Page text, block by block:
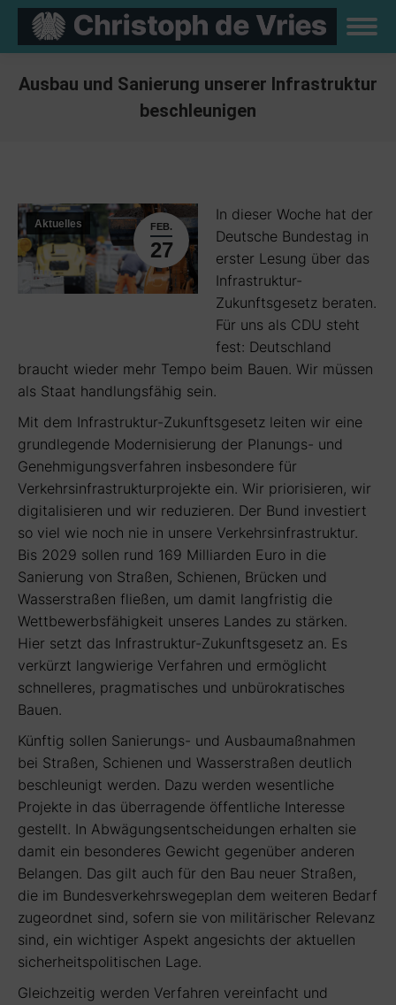
Ausbau und Sanierung unserer Infrastruktur
beschleunigen
FEB.
27
Aktuelles
In dieser Woche hat der
Deutsche Bundestag in
erster Lesung über das
Infrastruktur-
Zukunftsgesetz beraten.
Für uns als CDU steht
fest: Deutschland
braucht wieder mehr Tempo beim Bauen. Wir müssen
als Staat handlungsfähig sein.
Mit dem Infrastruktur-Zukunftsgesetz leiten wir eine
grundlegende Modernisierung der Planungs- und
Genehmigungsverfahren insbesondere für
Verkehrsinfrastrukturprojekte ein. Wir priorisieren, wir
digitalisieren und wir reduzieren. Der Bund investiert
so viel wie noch nie in unsere Verkehrsinfrastruktur.
Bis 2029 sollen rund 169 Milliarden Euro in die
Sanierung von Straßen, Schienen, Brücken und
Wasserstraßen fließen, um damit langfristig die
Wettbewerbsfähigkeit unseres Landes zu stärken.
Hier setzt das Infrastruktur-Zukunftsgesetz an. Es
verkürzt langwierige Verfahren und ermöglicht
schnelleres, pragmatisches und unbürokratisches
Bauen.
Künftig sollen Sanierungs- und Ausbaumaßnahmen
bei Straßen, Schienen und Wasserstraßen deutlich
beschleunigt werden. Dazu werden wesentliche
Projekte in das überragende öffentliche Interesse
gestellt. In Abwägungsentscheidungen erhalten sie
damit ein besonderes Gewicht gegenüber anderen
Belangen. Das gilt auch für den Bau neuer Straßen,
die im Bundesverkehrswegeplan dem weiteren Bedarf
zugeordnet sind, sofern sie von militärischer Relevanz
sind, ein wichtiger Aspekt angesichts der aktuellen
sicherheitspolitischen Lage.
Gleichzeitig werden Verfahren vereinfacht und